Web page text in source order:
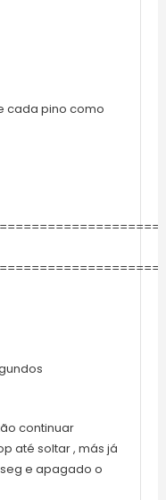
cada pino como
continuar
até soltar , más já
e apagado o